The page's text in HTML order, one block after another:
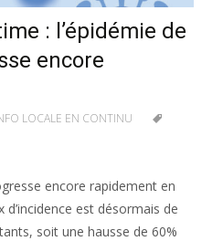
: l’épidémie de
encore
LOCALE EN CONTINU
encore rapidement en
est désormais de
soit une hausse de 60%